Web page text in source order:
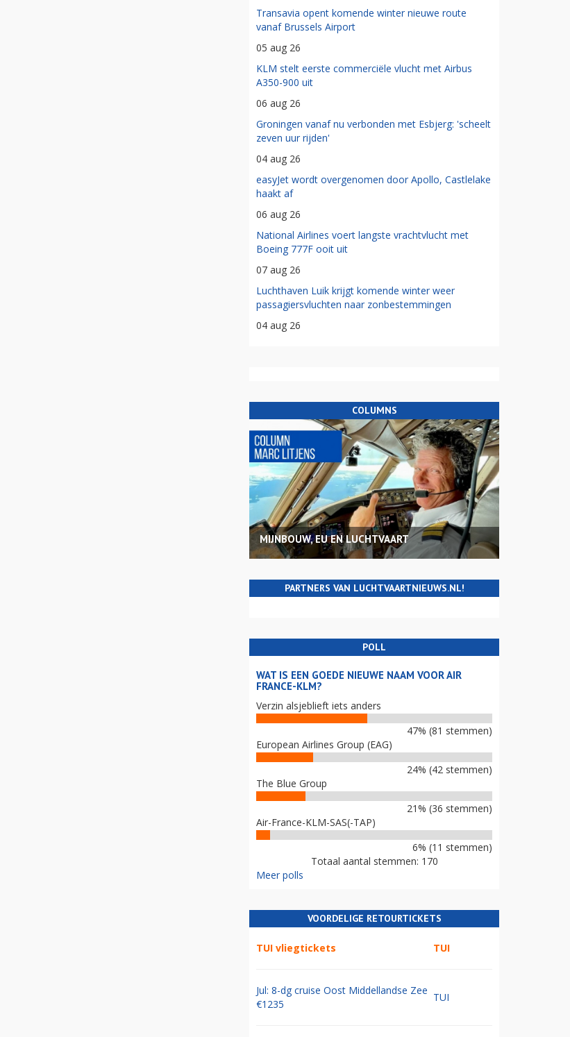
Transavia opent komende winter nieuwe route
vanaf Brussels Airport
05 aug 26
KLM stelt eerste commerciële vlucht met Airbus
A350-900 uit
06 aug 26
Groningen vanaf nu verbonden met Esbjerg: 'scheelt
zeven uur rijden'
04 aug 26
easyJet wordt overgenomen door Apollo, Castlelake
haakt af
06 aug 26
National Airlines voert langste vrachtvlucht met
Boeing 777F ooit uit
07 aug 26
Luchthaven Luik krijgt komende winter weer
passagiersvluchten naar zonbestemmingen
04 aug 26
COLUMNS
MIJNBOUW, EU EN LUCHTVAART
PARTNERS VAN LUCHTVAARTNIEUWS.NL!
POLL
WAT IS EEN GOEDE NIEUWE NAAM VOOR AIR
FRANCE-KLM?
Verzin alsjeblieft iets anders
47% (81 stemmen)
European Airlines Group (EAG)
24% (42 stemmen)
The Blue Group
21% (36 stemmen)
Air-France-KLM-SAS(-TAP)
6% (11 stemmen)
Totaal aantal stemmen: 170
Meer polls
VOORDELIGE RETOURTICKETS
TUI vliegtickets TUI
Jul: 8-dg cruise Oost Middellandse Zee
€1235
TUI